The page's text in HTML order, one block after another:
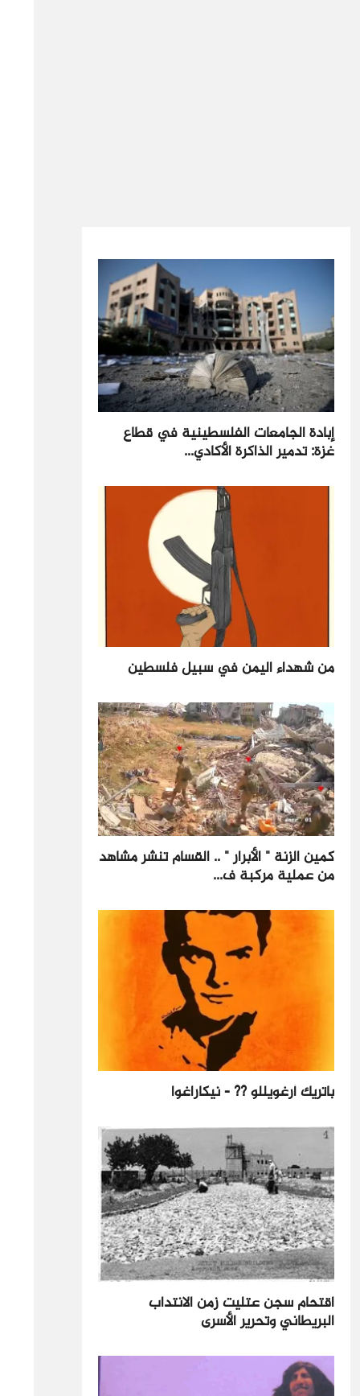
إبادة الجامعات الفلسطينية في قطاع
غزة: تدمير الذاكرة الأكادي...
من شهداء اليمن في سبيل فلسطين
كمين الزنة " الأبرار " .. القسام تنشر مشاهد
من عملية مركبة ف...
باتريك أرغويللو ?? - نيكاراغوا
اقتحام سجن عتليت زمن الانتداب
البريطاني وتحرير الأسرى